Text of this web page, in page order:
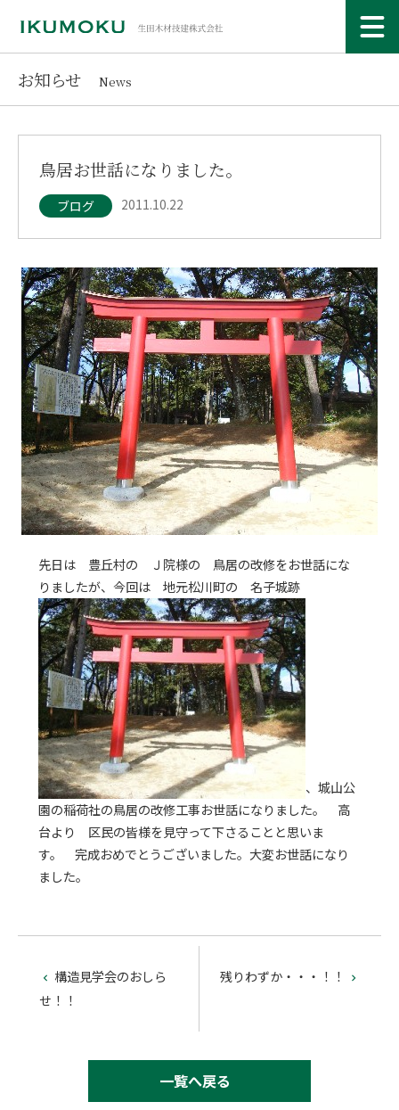
お知らせ News
鳥居お世話になりました。
ブログ 2011.10.22
先日は 豊丘村の Ｊ院様の 鳥居の改修をお世話にな
りましたが、今回は 地元松川町の 名子城跡
、城山公
園の稲荷社の鳥居の改修工事お世話になりました。 高
台より 区民の皆様を見守って下さることと思いま
す。 完成おめでとうございました。大変お世話になり
ました。
 構造見学会のおしら
せ！！
残りわずか・・・！！ 
一覧へ戻る